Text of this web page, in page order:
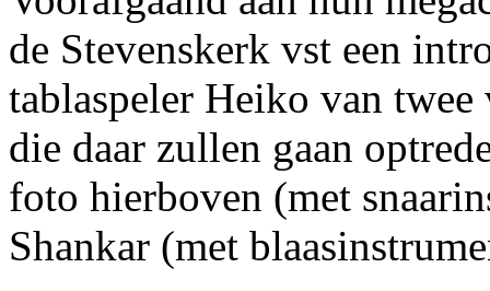
de Stevenskerk vst een
tablaspeler Heiko van
die daar zullen gaan
foto hierboven (met
Shankar (met